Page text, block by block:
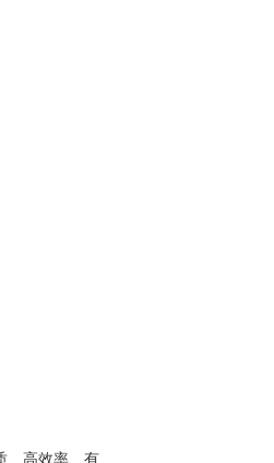
、高效率、有